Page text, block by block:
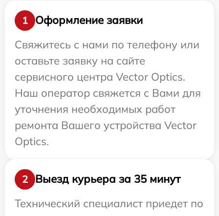
1
Оформление заявки
Свяжитесь с нами по телефону или
оставьте заявку на сайте
сервисного центра Vector Optics.
Наш оператор свяжется с Вами для
уточнения необходимых работ
ремонта Вашего устройства Vector
Optics.
2
Выезд курьера за 35 минут
Технический специалист приедет по